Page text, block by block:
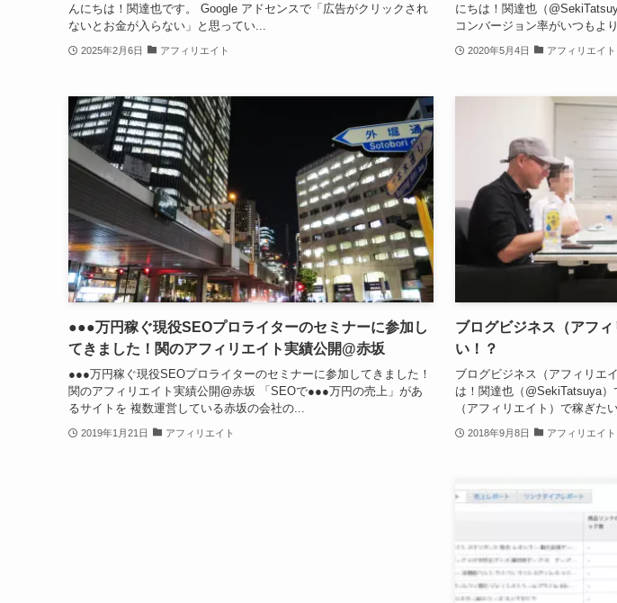
んにちは！関達也です。 Google アドセンスで「広告がクリックされ
ないとお金が入らない」と思ってい...
2025年2月6日 アフィリエイト
にちは！関達也（
コンバージョン率がいつもよ
2020年5月4日 アフィリエイト
●●●万円稼ぐ現役SEOプロライターのセミナーに参加し
てきました！関のアフィリエイト実績公開@赤坂
●●●万円稼ぐ現役SEOプロライターのセミナーに参加してきました！
関のアフィリエイト実績公開@赤坂 「SEOで●●●万円の売上」があ
るサイトを 複数運営している赤坂の会社の...
2019年1月21日 アフィリエイト
ブログビジネス（アフ
い！？
ブログビジネス（アフィリエ
は！関達也（@SekiTatsuya
（アフィリエイト）で稼ぎた
2018年9月8日 アフィリエイト